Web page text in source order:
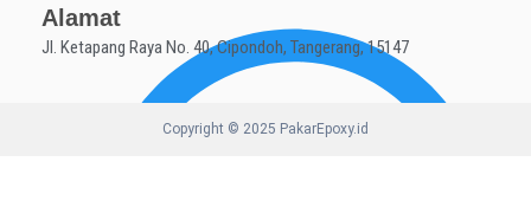
Alamat
Jl. Ketapang Raya No. 40, Cipondoh, Tangerang, 15147
Copyright © 2025 PakarEpoxy.id